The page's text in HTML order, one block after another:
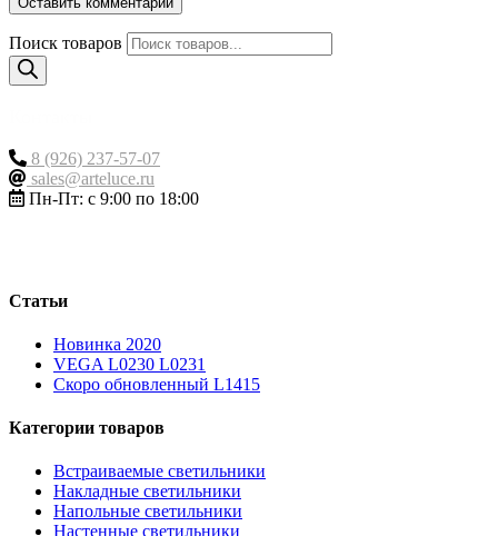
Поиск товаров
8 (926) 237-57-07
sales@arteluce.ru
Пн-Пт: с 9:00 по 18:00
Статьи
Новинка 2020
VEGA L0230 L0231
Скоро обновленный L1415
Категории товаров
Встраиваемые светильники
Накладные светильники
Напольные светильники
Настенные светильники